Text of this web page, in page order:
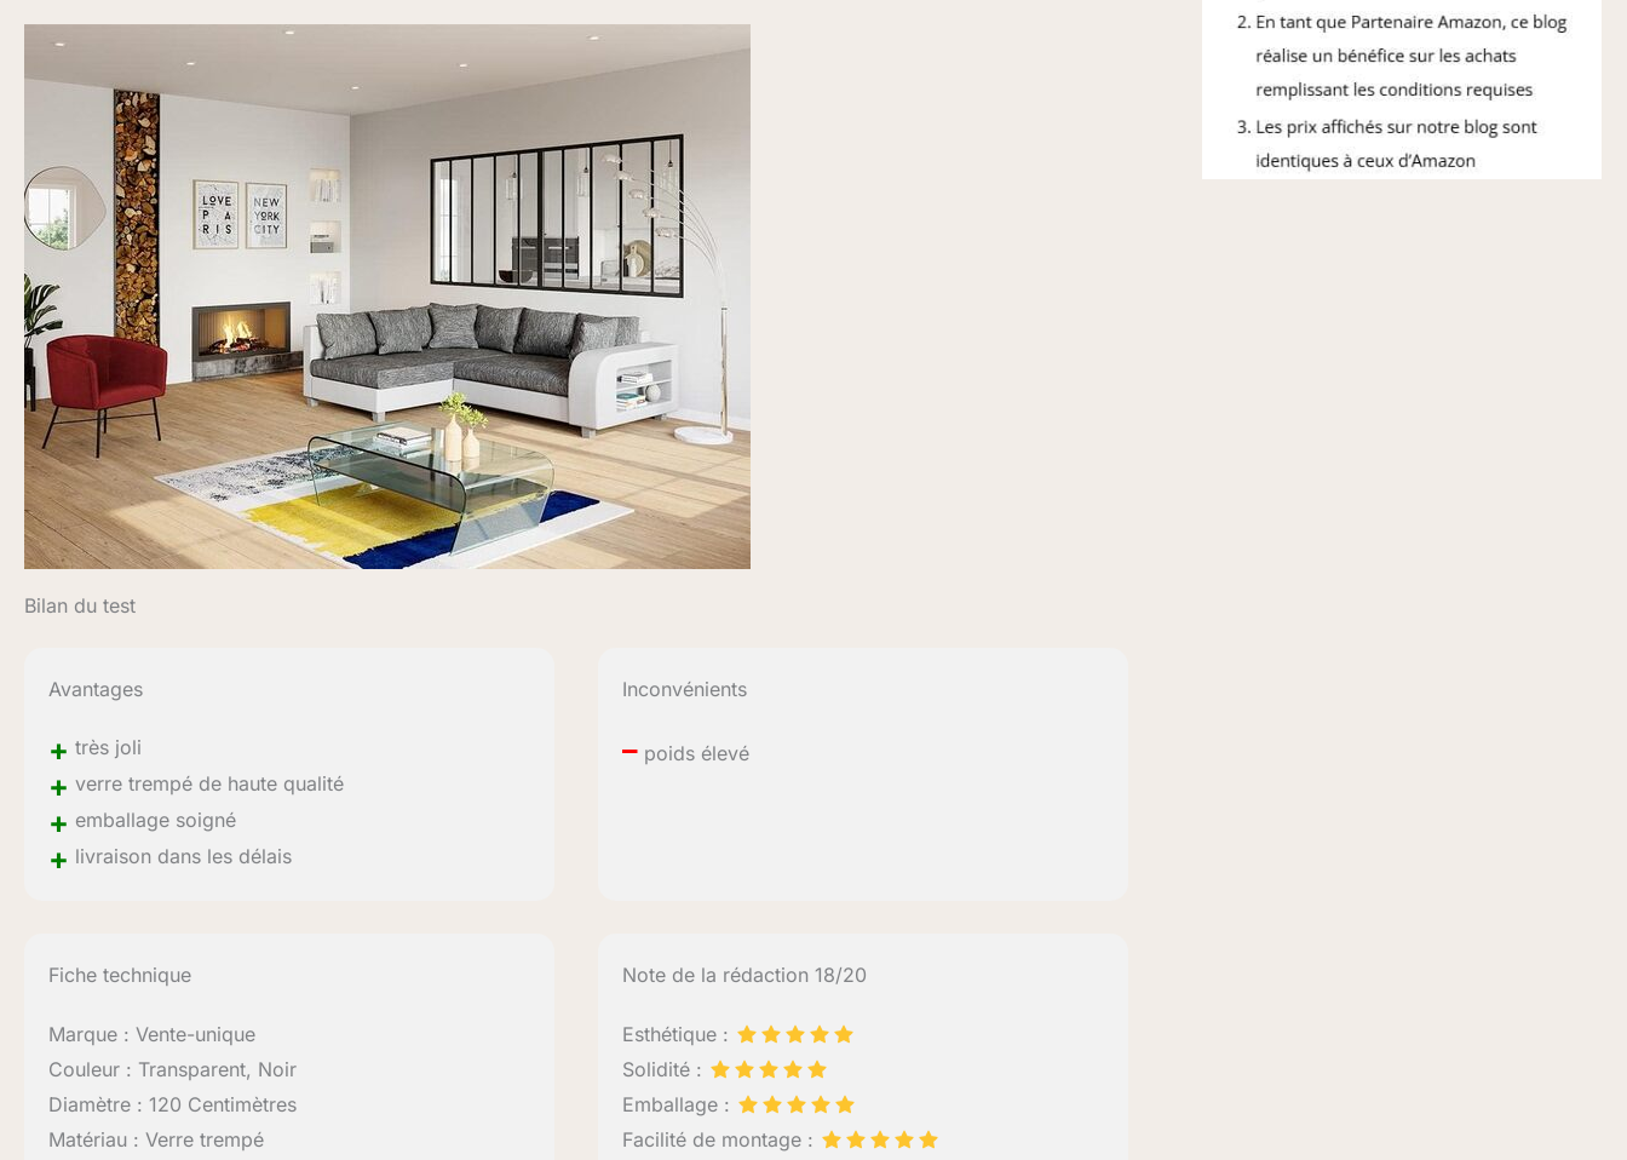
Bilan du test
Avantages
+ très joli
+ verre trempé de haute qualité
+ emballage soigné
+ livraison dans les délais
Inconvénients
– poids élevé
Fiche technique
Marque : Vente-unique
Couleur : Transparent, Noir
Diamètre : 120 Centimètres
Matériau : Verre trempé
Note de la rédaction 18/20
Esthétique :
Solidité :
Emballage :
Facilité de montage :